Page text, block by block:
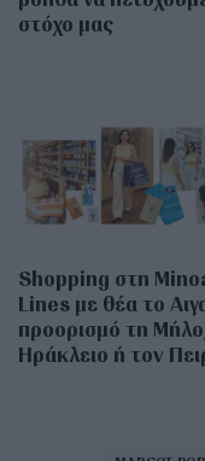
στόχο μας
Shopping στη
Lines με θέα το
προορισμό τη
Ηράκλειο ή τον